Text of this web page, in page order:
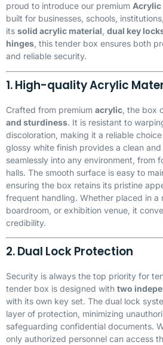
proud to introduce our premium Acrylic
built for businesses, schools,
its solid acrylic material dual key
hinges , this tender box ensures both
and reliable security.
1. High-quality Acrylic
Crafted from premium acrylic , the box
and sturdiness. It is resistant to
discoloration, making it a reliable
glossy white finish provides a clean
seamlessly into any environment, from
halls. The smooth surface is easy to
ensuring the box retains its pristine
frequent handling. Whether placed in a
boardroom, or exhibition venue, it
credibility.
2. Dual Lock Protection
Security is always the top priority for
tender box is designed with two
with its own key set. The dual lock
layer of protection, minimizing
safeguarding confidential documents.
only authorized personnel can access